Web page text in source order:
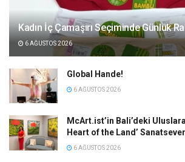
Kadın İç Çamaşırı Seçiminde Günlük
6 AĞUSTOS 2026
Global Hande!
6 AĞUSTOS 2026
McArt.ist’in Bali’deki
Heart of the Land’
6 AĞUSTOS 2026